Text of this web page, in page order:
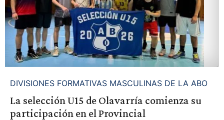
DIVISIONES FORMATIVAS MASCULINAS DE LA ABO
La selección U15 de Olavarría comienza su
participación en el Provincial